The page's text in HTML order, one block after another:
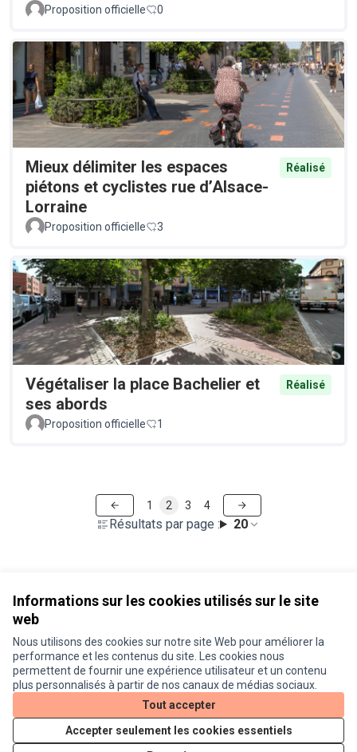
Informations sur les cookies utilisés sur le site
web
Nous utilisons des cookies sur notre site Web pour améliorer la
performance et les contenus du site. Les cookies nous
permettent de fournir une expérience utilisateur et un contenu
plus personnalisés à partir de nos canaux de médias sociaux.
Tout accepter
Accepter seulement les cookies essentiels
Proposition officielle 0
Mieux délimiter les espaces
piétons et cyclistes rue d’Alsace-
Lorraine
Réalisé
Proposition officielle 3
Végétaliser la place Bachelier et
ses abords
Réalisé
Proposition officielle 1
Résultats par page : 20
1 2 3 4
Conditions d'utilisation
Paramètres des cookies
Je participe ! sur X
(Lien externe)
Je participe ! sur Facebook
Je participe ! sur Instagram
Licence
(Lien